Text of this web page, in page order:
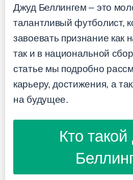
Джуд Беллингем – это
талантливый футболист,
завоевать признание как
так и в национальной
статье мы подробно
карьеру, достижения, а
на будущее.
Кто